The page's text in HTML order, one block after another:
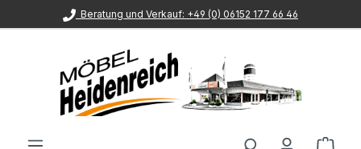
Zum Hauptinhalt springen
Beratung und Verkauf: +49 (0) 06152 177 66 46